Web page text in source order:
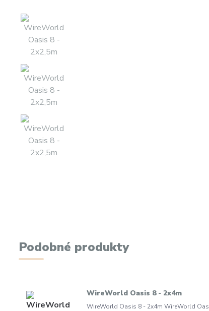
Podobné produkty
WireWorld Oasis 8 - 2x4m
WireWorld Oasis 8 - 2x4m WireWorld